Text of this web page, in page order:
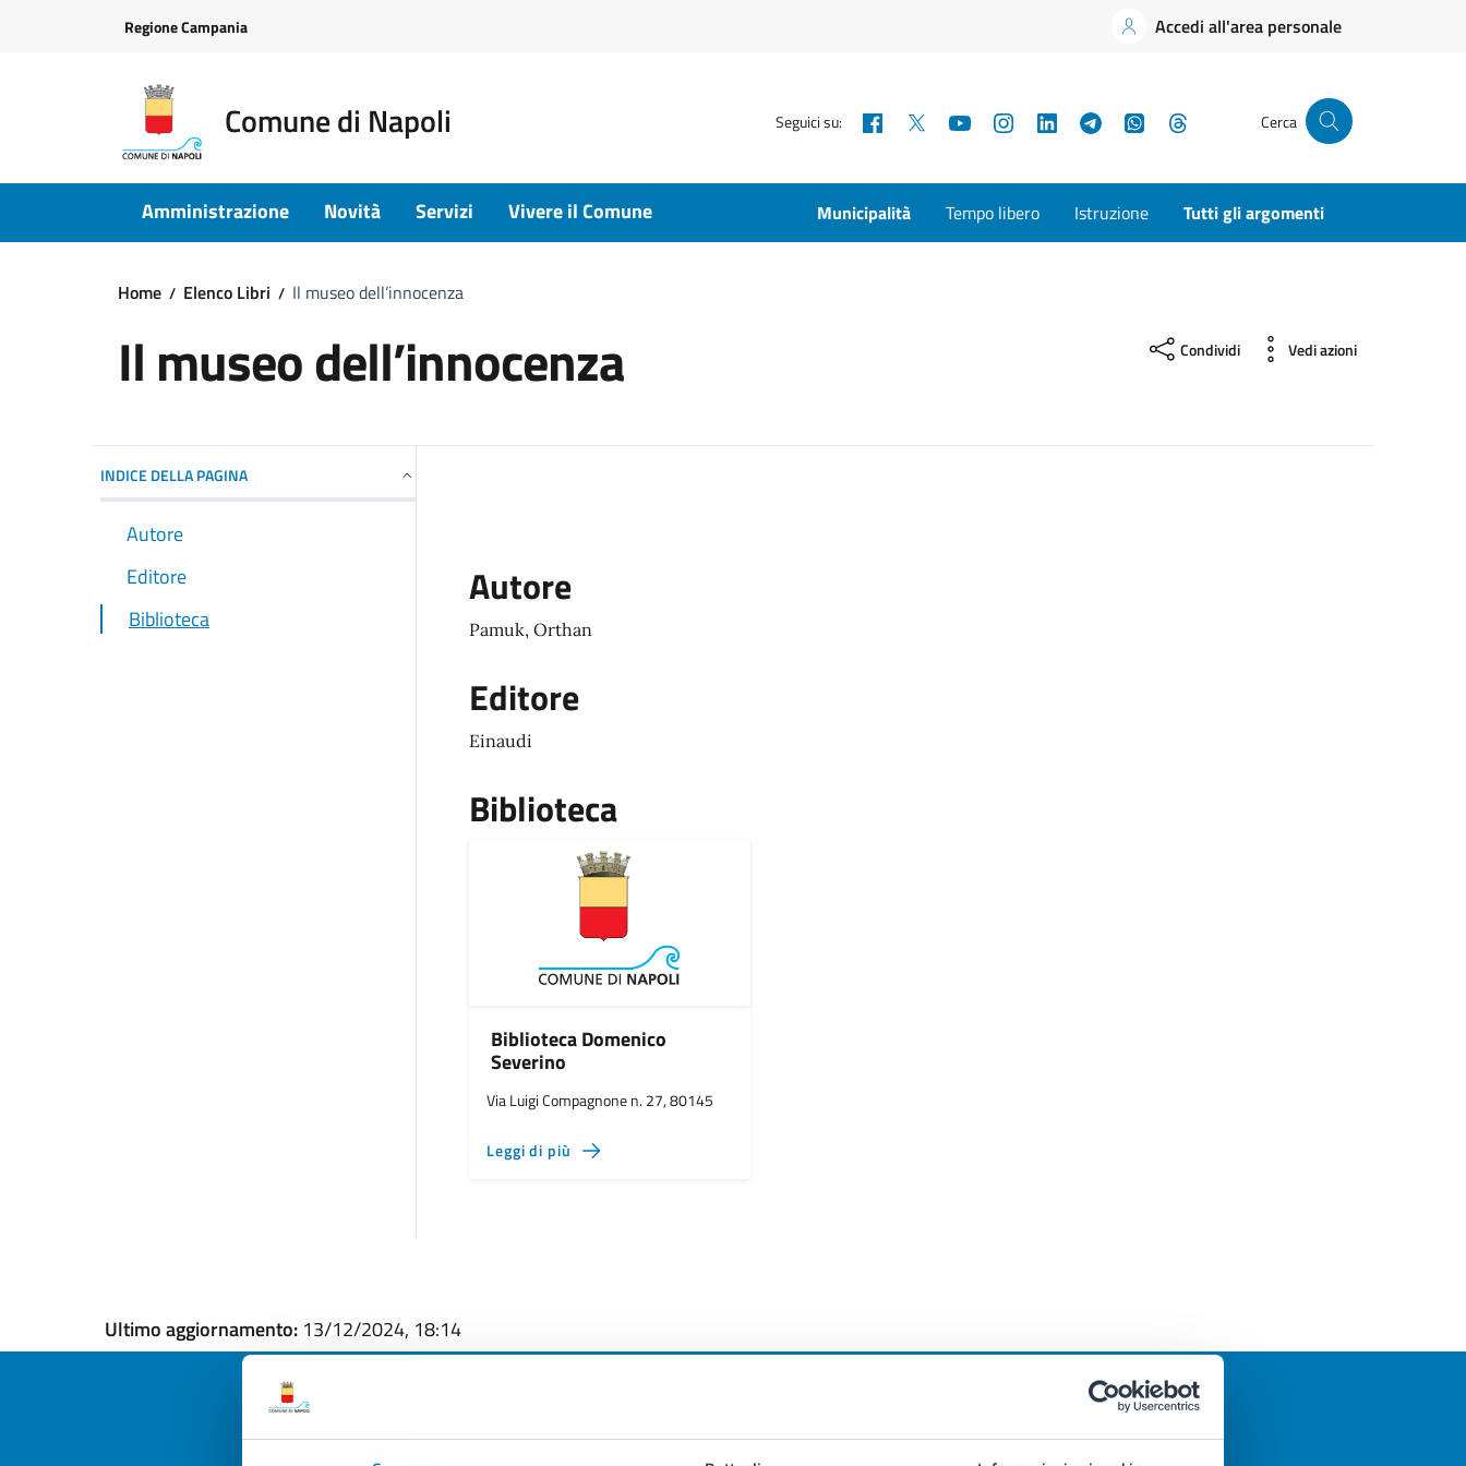
Regione Campania Accedi all'area personale
Comune di Napoli Seguici su: Facebook YouTubeInstagramLinkedInTelegramWhatsApp Cerca
Amministrazione Novità Servizi Vivere il Comune Municipalità Tempo libero Istruzione Tutti gli argomenti
Home Elenco Libri Il museo dell’innocenza
Il museo dell’innocenza Condividi Vedi azioni
INDICE DELLA PAGINA
Autore
Editore
Biblioteca
Autore
Pamuk, Orthan
Editore
Einaudi
Biblioteca
Biblioteca Domenico
Severino
Via Luigi Compagnone n. 27, 80145
Leggi di più
Ultimo aggiornamento: 13/12/2024, 18:14